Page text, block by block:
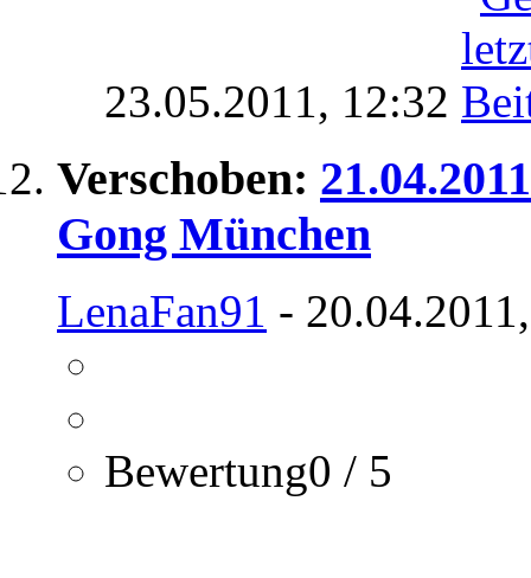
23.05.2011, 12:32
Verschoben:
Gong München
LenaFan91 -
Bewertung0 / 5